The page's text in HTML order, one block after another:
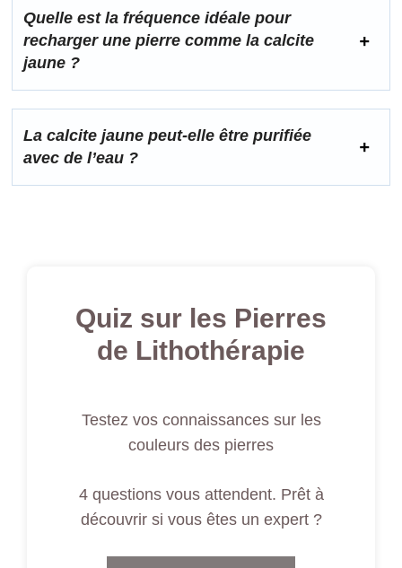
Quelle est la fréquence idéale pour
recharger une pierre comme la calcite
jaune ?
La calcite jaune peut‑elle être purifiée
avec de l’eau ?
Quiz sur les Pierres
de Lithothérapie
Testez vos connaissances sur les
couleurs des pierres
4 questions vous attendent. Prêt à
découvrir si vous êtes un expert ?